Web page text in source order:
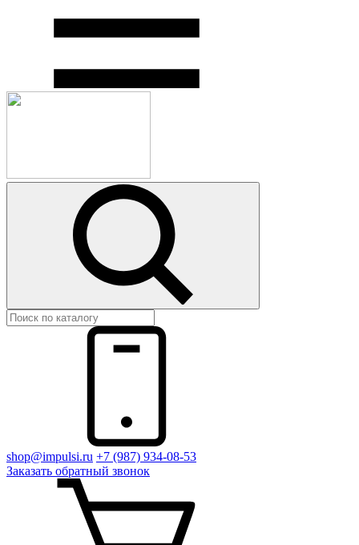
shop@impulsi.ru +7 (987) 934-08-53
Заказать обратный звонок